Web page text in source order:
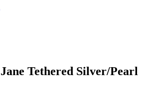
Tethered Silver/Pearl